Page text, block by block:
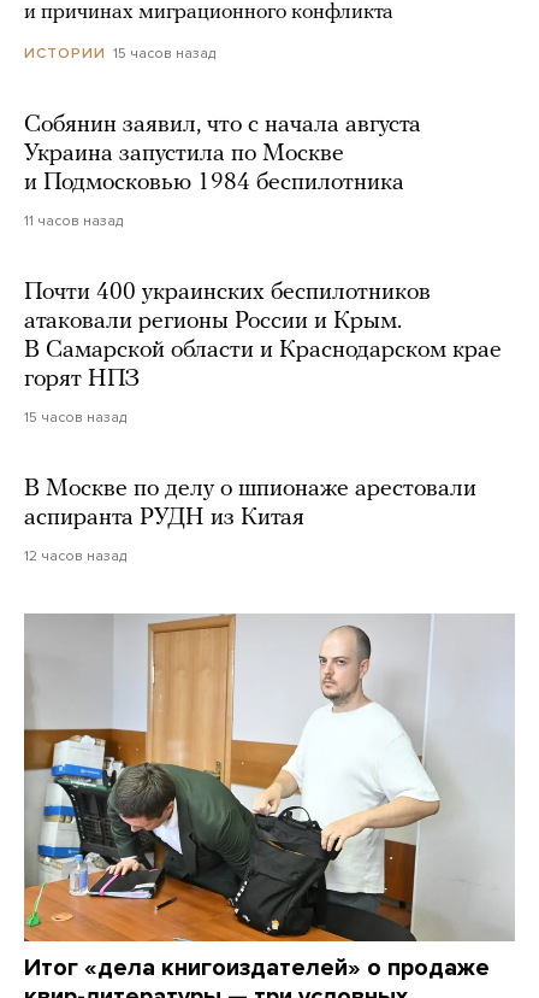
и причинах миграционного конфликта
ИСТОРИИ 15 часов назад
Собянин заявил, что с начала августа
Украина запустила по Москве
и Подмосковью 1984 беспилотника
11 часов назад
Почти 400 украинских беспилотников
атаковали регионы России и Крым.
В Самарской области и Краснодарском крае
горят НПЗ
15 часов назад
В Москве по делу о шпионаже арестовали
аспиранта РУДН из Китая
12 часов назад
Итог «дела книгоиздателей» о продаже